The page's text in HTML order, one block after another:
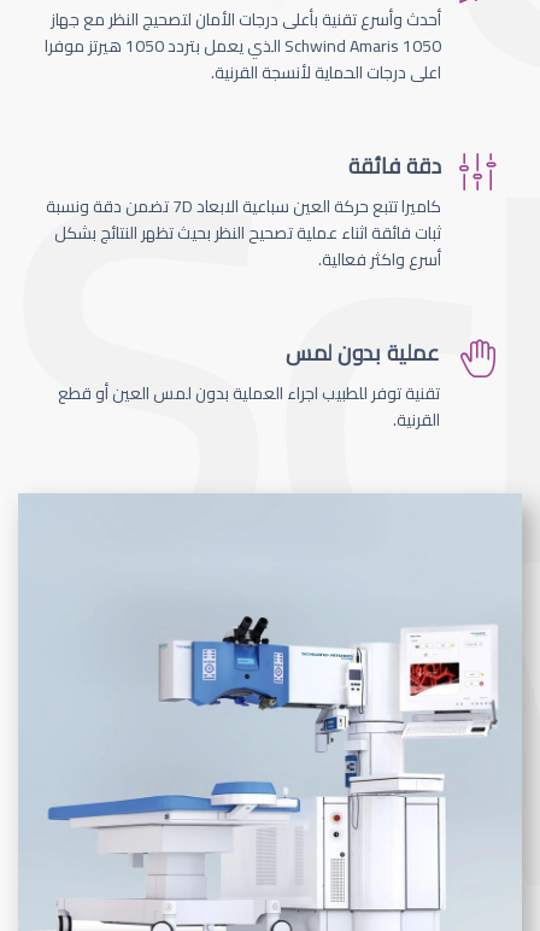
أحدث وأسرع تقنية بأعلى درجات الأمان لتصحيج النظر مع جهاز
Schwind Amaris 1050 الذي يعمل بتردد 1050 هيرتز موفرا
اعلى درجات الحماية لأنسجة القرنية.
دقة فائقة
كاميرا تتبع حركة العين سباعية الابعاد 7D تضمن دقة ونسبة
ثبات فائقة اثناء عملية تصحيح النظر بحيث تظهر النتائج بشكل
أسرع واكثر فعالية.
عملية بدون لمس
تقنية توفر للطبيب اجراء العملية بدون لمس العين أو قطع
القرنية.